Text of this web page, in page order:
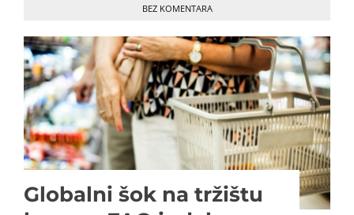
BEZ KOMENTARA
Globalni šok na tržištu